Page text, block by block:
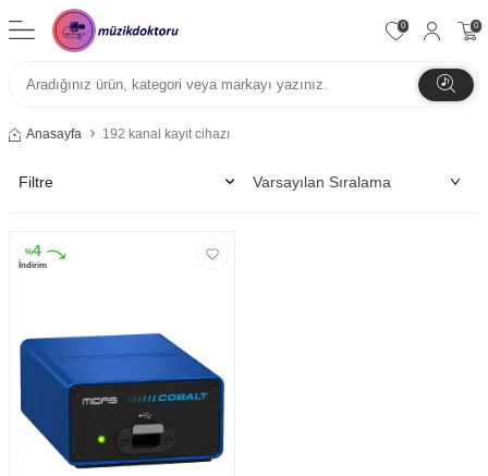
0 0
Anasayfa 192 kanal kayıt cihazı
Filtre
%4
İndirim